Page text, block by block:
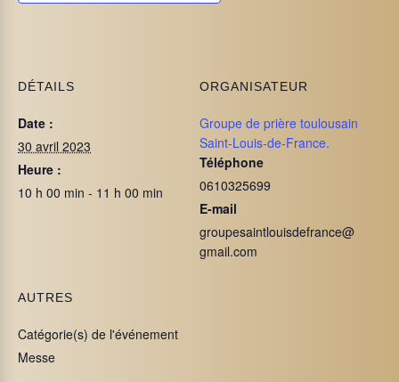
DÉTAILS
Date :
30 avril 2023
Heure :
10 h 00 min - 11 h 00 min
ORGANISATEUR
Groupe de prière toulousain
Saint-Louis-de-France.
Téléphone
0610325699
E-mail
groupesaintlouisdefrance@
gmail.com
AUTRES
Catégorie(s) de l'événement
Messe